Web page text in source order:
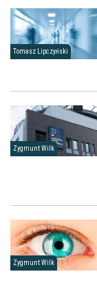
Tomasz Lipczyński
Zygmunt Wilk
Zygmunt Wilk